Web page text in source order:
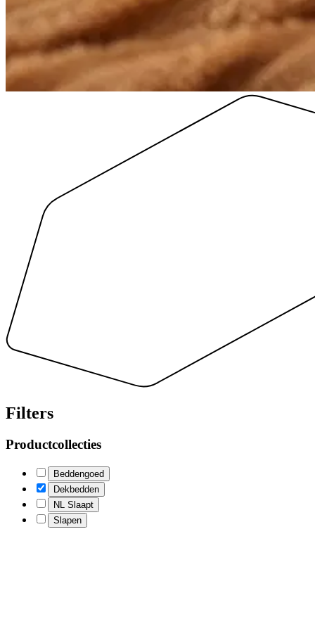
Filters
Productcollecties
Beddengoed
Dekbedden
NL Slaapt
Slapen